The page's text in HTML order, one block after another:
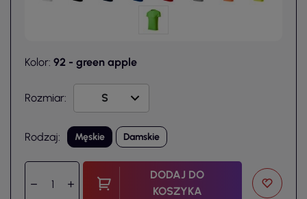
Kolor: 92 - green apple
Rozmiar:
Rodzaj: Męskie Damskie
DODAJ DO
KOSZYKA